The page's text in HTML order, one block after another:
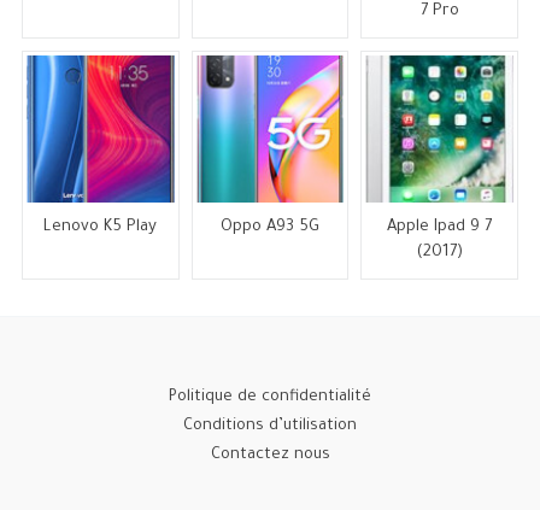
7 Pro
Lenovo K5 Play Oppo A93 5G
Apple Ipad 9 7
(2017)
Politique de confidentialité
Conditions d’utilisation
Contactez nous